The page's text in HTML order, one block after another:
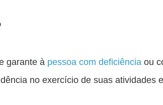
garante à pessoa com deficiência ou
no exercício de suas atividades